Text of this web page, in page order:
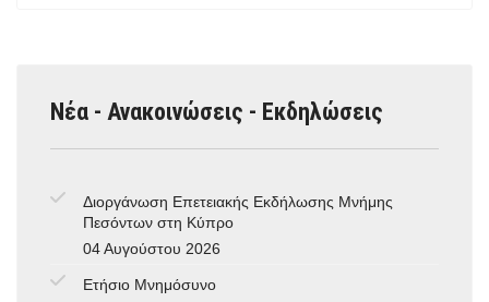
Νέα - Ανακοινώσεις - Εκδηλώσεις
Διοργάνωση Επετειακής Εκδήλωσης Μνήμης
Πεσόντων στη Κύπρο
04 Αυγούστου 2026
Ετήσιο Μνημόσυνο